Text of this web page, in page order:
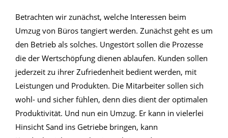
Betrachten wir zunächst, welche Interessen beim
Umzug von Büros tangiert werden. Zunächst geht es um
den Betrieb als solches. Ungestört sollen die Prozesse
die der Wertschöpfung dienen ablaufen. Kunden sollen
jederzeit zu ihrer Zufriedenheit bedient werden, mit
Leistungen und Produkten. Die Mitarbeiter sollen sich
wohl- und sicher fühlen, denn dies dient der optimalen
Produktivität. Und nun ein Umzug. Er kann in vielerlei
Hinsicht Sand ins Getriebe bringen, kann